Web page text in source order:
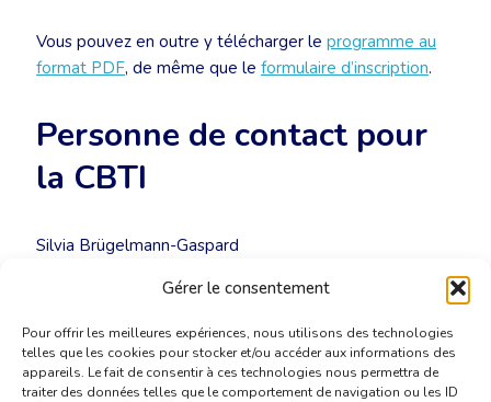
Gérer le consentement
Pour offrir les meilleures expériences, nous utilisons des technologies
telles que les cookies pour stocker et/ou accéder aux informations des
appareils. Le fait de consentir à ces technologies nous permettra de
traiter des données telles que le comportement de navigation ou les ID
Vous pouvez en outre y télécharger le programme au
format PDF, de même que le formulaire d’inscription.
Personne de contact pour
la CBTI
Silvia Brügelmann-Gaspard
Tél. +32 4 388 20 89